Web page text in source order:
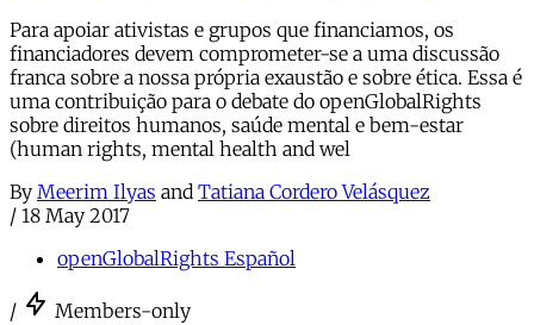
Para apoiar ativistas e grupos que financiamos, os
financiadores devem comprometer-se a uma discussão
franca sobre a nossa própria exaustão e sobre ética. Essa é
uma contribuição para o debate do openGlobalRights
sobre direitos humanos, saúde mental e bem-estar
(human rights, mental health and wel
By Meerim Ilyas and Tatiana Cordero Velásquez
/ 18 May 2017
openGlobalRights Español
/ Members-only